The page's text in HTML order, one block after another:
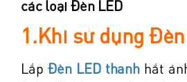
các loại Đèn LED
1.Khi sử dụng
Lắp Đèn LED thanhhắt